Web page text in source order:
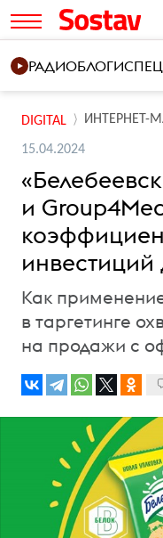
РАДИОБЛОГИ
DIGITAL ИНТЕРНЕТ-
15.04.2024
и
инвестиций
Как
в таргетинге
на продажи с